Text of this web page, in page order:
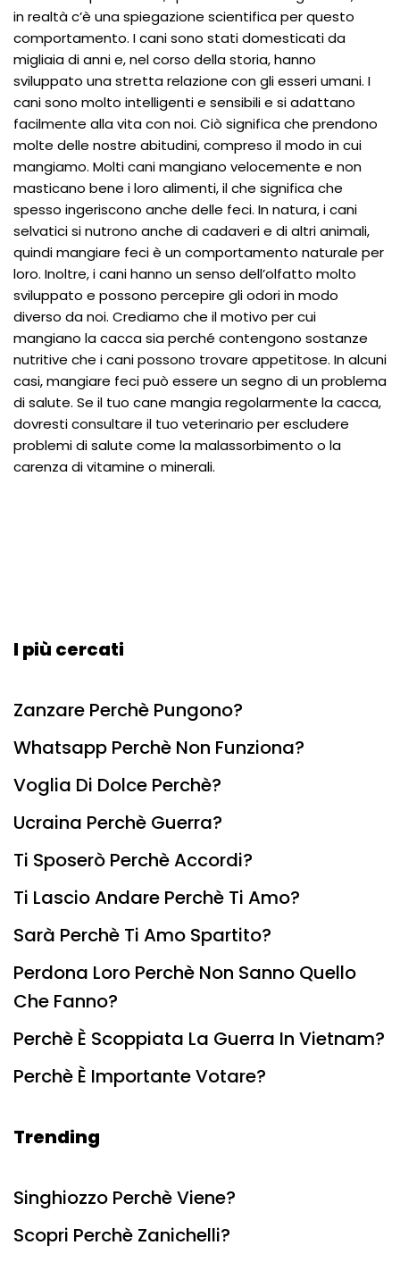
in realtà c’è una spiegazione scientifica per questo
comportamento. I cani sono stati domesticati da
migliaia di anni e, nel corso della storia, hanno
sviluppato una stretta relazione con gli esseri umani. I
cani sono molto intelligenti e sensibili e si adattano
facilmente alla vita con noi. Ciò significa che prendono
molte delle nostre abitudini, compreso il modo in cui
mangiamo. Molti cani mangiano velocemente e non
masticano bene i loro alimenti, il che significa che
spesso ingeriscono anche delle feci. In natura, i cani
selvatici si nutrono anche di cadaveri e di altri animali,
quindi mangiare feci è un comportamento naturale per
loro. Inoltre, i cani hanno un senso dell’olfatto molto
sviluppato e possono percepire gli odori in modo
diverso da noi. Crediamo che il motivo per cui
mangiano la cacca sia perché contengono sostanze
nutritive che i cani possono trovare appetitose. In alcuni
casi, mangiare feci può essere un segno di un problema
di salute. Se il tuo cane mangia regolarmente la cacca,
dovresti consultare il tuo veterinario per escludere
problemi di salute come la malassorbimento o la
carenza di vitamine o minerali.
I più cercati
Zanzare Perchè Pungono?
Whatsapp Perchè Non Funziona?
Voglia Di Dolce Perchè?
Ucraina Perchè Guerra?
Ti Sposerò Perchè Accordi?
Ti Lascio Andare Perchè Ti Amo?
Sarà Perchè Ti Amo Spartito?
Perdona Loro Perchè Non Sanno Quello
Che Fanno?
Perchè È Scoppiata La Guerra In Vietnam?
Perchè È Importante Votare?
Trending
Singhiozzo Perchè Viene?
Scopri Perchè Zanichelli?